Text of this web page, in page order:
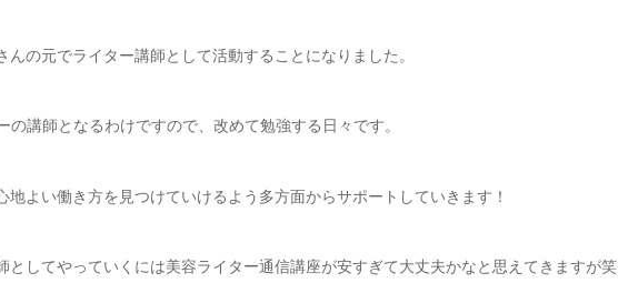
んの元でライター講師として活動することになりました。
の講師となるわけですので、改めて勉強する日々です。
地よい働き方を見つけていけるよう多方面からサポートしていきます！
としてやっていくには美容ライター通信講座が安すぎて大丈夫かなと思えてきますが笑